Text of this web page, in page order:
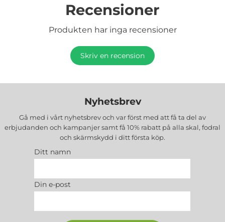
Recensioner
Produkten har inga recensioner
Skriv en recension
Nyhetsbrev
Gå med i vårt nyhetsbrev och var först med att få ta del av
erbjudanden och kampanjer samt få 10% rabatt på alla skal, fodral
och skärmskydd i ditt första köp.
Ditt namn
Din e-post